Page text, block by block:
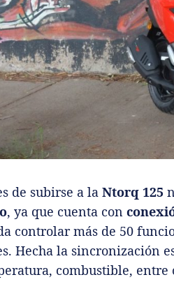
de subirse a la Ntorq 125
, ya que cuenta con
controlar más de 50
Hecha la sincronización
combustible, entre